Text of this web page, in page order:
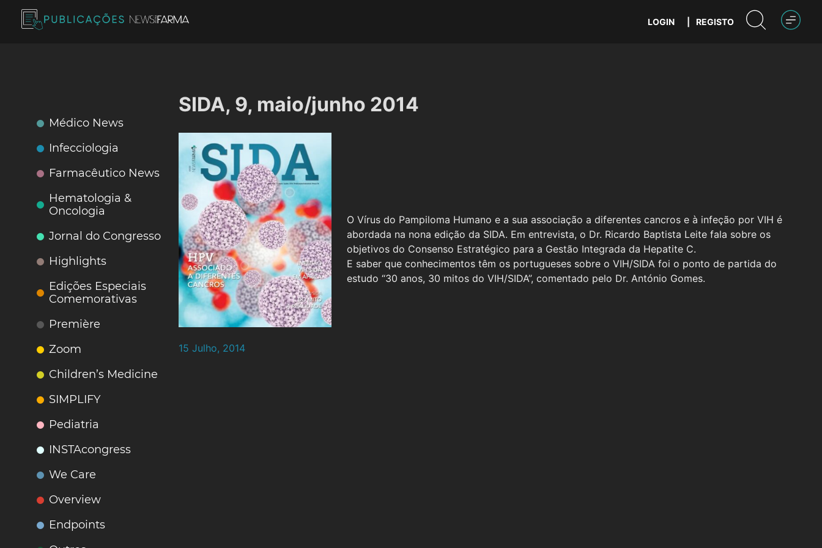
LOGIN REGISTO
Médico News
Infecciologia
Farmacêutico News
Hematologia &
Oncologia
Jornal do Congresso
Highlights
Edições Especiais
Comemorativas
Première
Zoom
Children’s Medicine
SIMPLIFY
Pediatria
INSTAcongress
We Care
Overview
Endpoints
SIDA, 9, maio/junho 2014
15 Julho, 2014
O Vírus do Pampiloma Humano e a sua associação a diferentes cancros e à infeção por VIH é
abordada na nona edição da SIDA. Em entrevista, o Dr. Ricardo Baptista Leite fala sobre os
objetivos do Consenso Estratégico para a Gestão Integrada da Hepatite C.
E saber que conhecimentos têm os portugueses sobre o VIH/SIDA foi o ponto de partida do
estudo “30 anos, 30 mitos do VIH/SIDA”, comentado pelo Dr. António Gomes.